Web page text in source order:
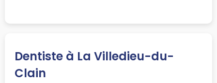
Dentiste à La Villedieu-du-
Clain